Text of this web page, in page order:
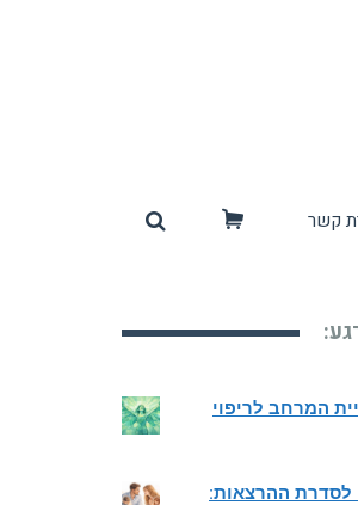
קשר
המרחב לריפוי
לסדרת ההרצאות: